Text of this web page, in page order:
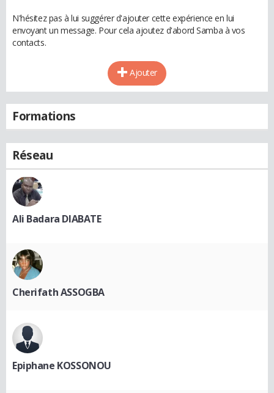
N'hésitez pas à lui suggérer d'ajouter cette expérience en lui
envoyant un message. Pour cela ajoutez d'abord Samba à vos
contacts.
Ajouter
Formations
Réseau
Ali Badara DIABATE
Cherifath ASSOGBA
Epiphane KOSSONOU